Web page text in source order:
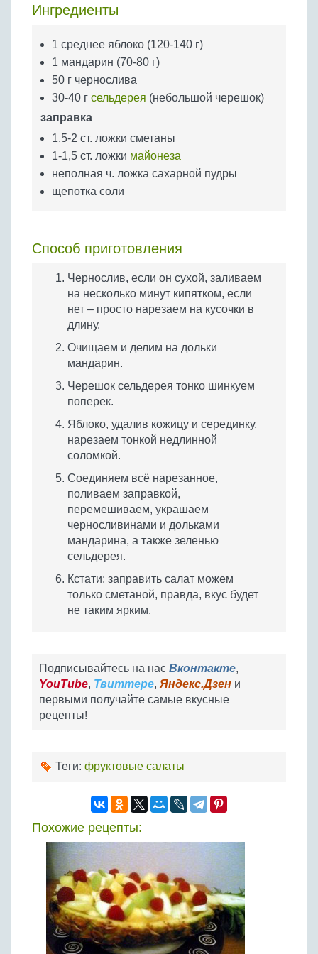
Бобовые
Крупы
Ингредиенты
1 среднее яблоко (120-140 г)
1 мандарин (70-80 г)
50 г чернослива
30-40 г сельдерея (небольшой черешок)
заправка
1,5-2 ст. ложки сметаны
1-1,5 ст. ложки майонеза
неполная ч. ложка сахарной пудры
щепотка соли
Способ приготовления
Чернослив, если он сухой, заливаем
на несколько минут кипятком, если
нет – просто нарезаем на кусочки в
длину.
Очищаем и делим на дольки
мандарин.
Черешок сельдерея тонко шинкуем
поперек.
Яблоко, удалив кожицу и серединку,
нарезаем тонкой недлинной
соломкой.
Соединяем всё нарезанное,
поливаем заправкой,
перемешиваем, украшаем
черносливинами и дольками
мандарина, а также зеленью
сельдерея.
Кстати: заправить салат можем
только сметаной, правда, вкус будет
не таким ярким.
Подписывайтесь на нас Вконтакте,
YouTube, Твиттере, Яндекс.Дзен и
первыми получайте самые вкусные
рецепты!
Теги: фруктовые салаты
Похожие рецепты: